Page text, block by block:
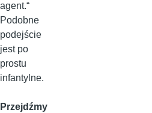
agent.“
Podobne
podejście
jest po
prostu
infantylne.
Przejdźmy